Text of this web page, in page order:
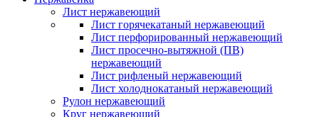
Лист нержавеющий
Лист горячекатаный нержавеющий
Лист перфорированный нержавеющий
Лист просечно-вытяжной (ПВ)
нержавеющий
Лист рифленый нержавеющий
Лист холоднокатаный нержавеющий
Рулон нержавеющий
Круг нержавеющий